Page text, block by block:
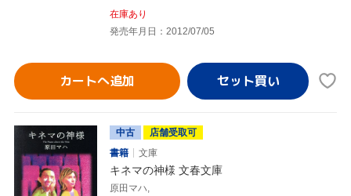
在庫あり
発売年月日：2012/07/05
カートへ追加
中古
店舗受取可
書籍
文庫
キネマの神様 文春文庫
原田マハ,